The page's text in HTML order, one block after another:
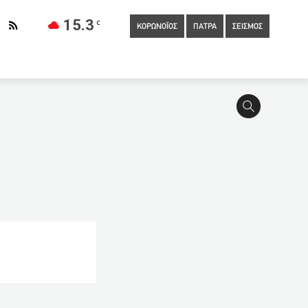
15.3 C
ΚΟΡΩΝΟΪΟΣ ΠΑΤΡΑ ΣΕΙΣΜΟΣ
«Εξοικονομώ – Αυτονομώ»: Νέο σχέδιο τεσσάρων
16:00 «Πράσινο»